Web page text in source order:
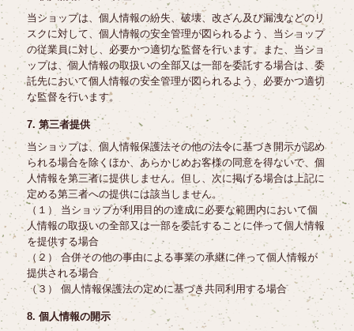
当ショップは、個人情報の紛失、破壊、改ざん及び漏洩などのリ
スクに対して、個人情報の安全管理が図られるよう、当ショップ
の従業員に対し、必要かつ適切な監督を行います。また、当ショ
ップは、個人情報の取扱いの全部又は一部を委託する場合は、委
託先において個人情報の安全管理が図られるよう、必要かつ適切
な監督を行います。
7. 第三者提供
当ショップは、個人情報保護法その他の法令に基づき開示が認め
られる場合を除くほか、あらかじめお客様の同意を得ないで、個
人情報を第三者に提供しません。但し、次に掲げる場合は上記に
定める第三者への提供には該当しません。
（１） 当ショップが利用目的の達成に必要な範囲内において個
人情報の取扱いの全部又は一部を委託することに伴って個人情報
を提供する場合
（２） 合併その他の事由による事業の承継に伴って個人情報が
提供される場合
（３） 個人情報保護法の定めに基づき共同利用する場合
8. 個人情報の開示